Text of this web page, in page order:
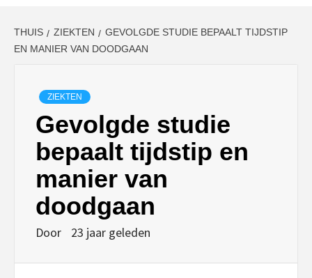
THUIS ZIEKTEN
GEVOLGDE STUDIE BEPAALT TIJDSTIP
EN MANIER VAN DOODGAAN
ZIEKTEN
Gevolgde studie
bepaalt tijdstip en
manier van
doodgaan
Door 23 jaar geleden